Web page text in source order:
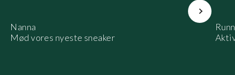
Nanna
Mød vores nyeste sneaker
Næste